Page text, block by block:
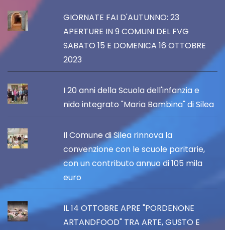
GIORNATE FAI D'AUTUNNO: 23
APERTURE IN 9 COMUNI DEL FVG
SABATO 15 E DOMENICA 16 OTTOBRE
2023
I 20 anni della Scuola dell'infanzia e
nido integrato "Maria Bambina" di Silea
Il Comune di Silea rinnova la
convenzione con le scuole paritarie,
con un contributo annuo di 105 mila
euro
IL 14 OTTOBRE APRE "PORDENONE
ARTANDFOOD" TRA ARTE, GUSTO E